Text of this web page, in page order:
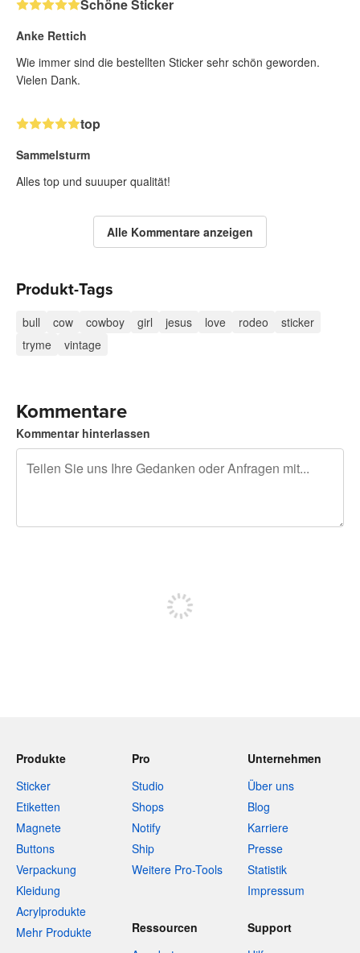
Schöne Sticker
Anke Rettich
Wie immer sind die bestellten Sticker sehr schön geworden.
Vielen Dank.
top
Sammelsturm
Alles top und suuuper qualität!
Alle Kommentare anzeigen
Produkt-Tags
bull cow cowboy girl jesus love rodeo
sticker
tryme
vintage
Kommentare
Kommentar hinterlassen
Produkte
Sticker
Etiketten
Magnete
Buttons
Verpackung
Kleidung
Acrylprodukte
Mehr Produkte
Pro
Studio
Shops
Notify
Ship
Weitere Pro-Tools
Unternehmen
Über uns
Blog
Karriere
Presse
Statistik
Impressum
Ressourcen
Support